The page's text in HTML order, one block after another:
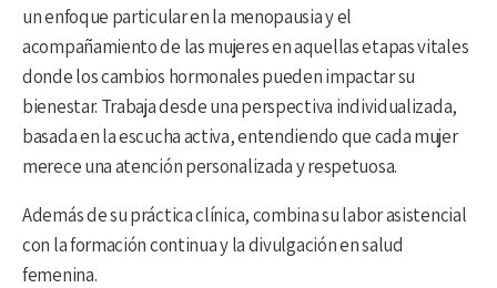
un enfoque particular en la menopausia y el
acompañamiento de las mujeres en aquellas etapas vitales
donde los cambios hormonales pueden impactar su
bienestar. Trabaja desde una perspectiva individualizada,
basada en la escucha activa, entendiendo que cada mujer
merece una atención personalizada y respetuosa.
Además de su práctica clínica, combina su labor asistencial
con la formación continua y la divulgación en salud
femenina.